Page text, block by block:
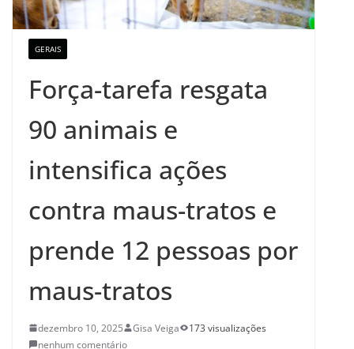
GERAIS
Força-tarefa resgata
90 animais e
intensifica ações
contra maus-tratos e
prende 12 pessoas por
maus-tratos
dezembro 10, 2025 Gisa Veiga
173 visualizações
nenhum comentário